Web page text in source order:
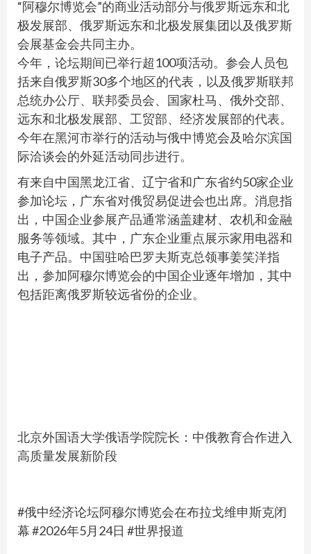
“阿穆尔博览会”的商业活动部分与俄罗斯远东和北
极发展部、俄罗斯远东和北极发展集团以及俄罗斯
会展基金会共同主办。
今年，论坛期间已举行超100项活动。参会人员包
括来自俄罗斯30多个地区的代表，以及俄罗斯联邦
总统办公厅、联邦委员会、国家杜马、俄外交部、
远东和北极发展部、工贸部、经济发展部的代表。
今年在黑河市举行的活动与俄中博览会及哈尔滨国
际洽谈会的外延活动同步进行。
有来自中国黑龙江省、辽宁省和广东省约50家企业
参加论坛，广东省对俄贸易促进会也出席。消息指
出，中国企业参展产品通常涵盖建材、农机和金融
服务等领域。其中，广东企业重点展示家用电器和
电子产品。中国驻哈巴罗夫斯克总领事姜笑洋指
出，参加阿穆尔博览会的中国企业逐年增加，其中
包括距离俄罗斯较远省份的企业。
北京外国语大学俄语学院院长：中俄教育合作进入
高质量发展新阶段
#俄中经济论坛阿穆尔博览会在布拉戈维申斯克闭
幕 #2026年5月24日 #世界报道